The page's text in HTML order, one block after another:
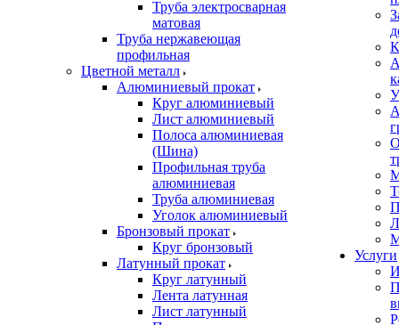
Труба электросварная
матовая
Труба нержавеющая
профильная
Цветной металл
Алюминиевый прокат
Круг алюминиевый
Лист алюминиевый
Полоса алюминиевая
(Шина)
Профильная труба
алюминиевая
Труба алюминиевая
Уголок алюминиевый
Бронзовый прокат
Круг бронзовый
Латунный прокат
Круг латунный
Лента латунная
Лист латунный
Услуги